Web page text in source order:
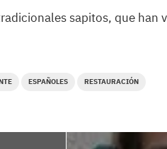
sapitos, que han
ESPAÑOLES RESTAURACIÓN